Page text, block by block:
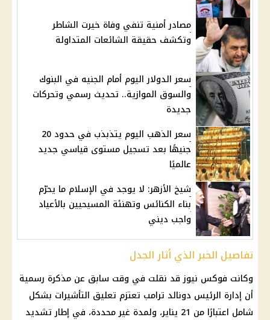
مصادر أمنية تنفي وفاة خيرت الشاطر
وتكشف حقيقة الشائعات المتداولة
سعر الدولار اليوم أمام الجنيه في البنوك
والسوق الموازية.. تحديث رسمي وتحركات
جديدة
سعر الذهب اليوم يتذبذب في حدود 20
جنيهًا بعد تسجيل مستوى قياسي جديد
عالميًا
شيخ الأزهر: لا يوجد في الإسلام ما يحرّم
بناء الكنائس وتهنئة المسيحيين بالأعياد
واجب ديني
تفاصيل الخبر الذي أثار الجدل
وكانت فوكس نيوز قد نقلت في وقت سابق عن مذكرة رسمية
أن إدارة الرئيس دونالد ترامب تعتزم تعليق التأشيرات بشكل
شامل اعتبارًا من 21 يناير، ولمدة غير محددة، في إطار تشديد